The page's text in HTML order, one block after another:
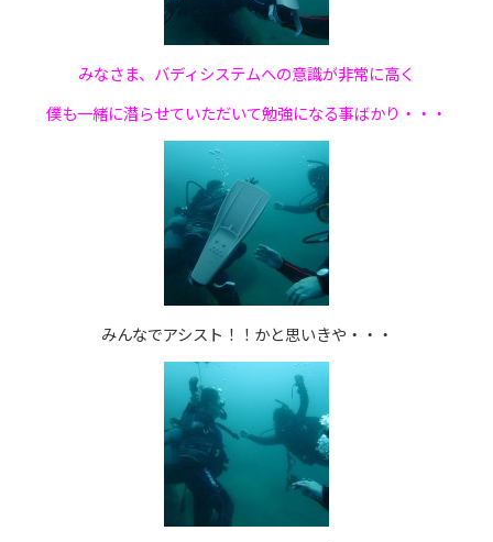
みなさま、バディシステムへの意識が非常に高く
僕も一緒に潜らせていただいて勉強になる事ばかり・・・
みんなでアシスト！！かと思いきや・・・